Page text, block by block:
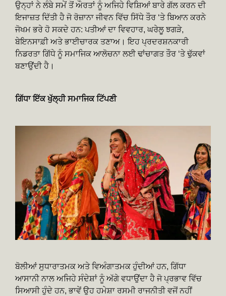
ਉਨ੍ਹਾਂ ਨੇ ਲੰਬੇ ਸਮੇਂ ਤੋਂ ਔਰਤਾਂ ਨੂੰ ਅਜਿਹੇ ਵਿਸ਼ਿਆਂ ਬਾਰੇ ਗੱਲ ਕਰਨ ਦੀ
ਇਜਾਜ਼ਤ ਦਿੱਤੀ ਹੈ ਜੋ ਰੋਜ਼ਾਨਾ ਜੀਵਨ ਵਿੱਚ ਸਿੱਧੇ ਤੌਰ ‘ਤੇ ਬਿਆਨ ਕਰਨੇ
ਜੋਖਮ ਭਰੇ ਹੋ ਸਕਦੇ ਹਨ: ਪਤੀਆਂ ਦਾ ਵਿਵਹਾਰ, ਘਰੇਲੂ ਝਗੜੇ,
ਬੇਇਨਸਾਫ਼ੀ ਅਤੇ ਭਾਈਚਾਰਕ ਤਣਾਅ। ਇਹ ਪ੍ਰਦਰਸ਼ਨਕਾਰੀ
ਨਿਡਰਤਾ ਗਿੱਧੇ ਨੂੰ ਸਮਾਜਿਕ ਆਲੋਚਨਾ ਲਈ ਢਾਂਚਾਗਤ ਤੌਰ ‘ਤੇ ਢੁੱਕਵਾਂ
ਬਣਾਉਂਦੀ ਹੈ।
ਗਿੱਧਾ ਇੱਕ ਖੁੱਲ੍ਹੀ ਸਮਾਜਿਕ ਟਿੱਪਣੀ
ਬੋਲੀਆਂ ਸੁਧਾਰਾਤਮਕ ਅਤੇ ਵਿਅੰਗਾਤਮਕ ਹੁੰਦੀਆਂ ਹਨ, ਗਿੱਧਾ
ਆਸਾਨੀ ਨਾਲ ਅਜਿਹੇ ਸੰਦੇਸ਼ਾਂ ਨੂੰ ਅੱਗੇ ਵਧਾਉਂਦਾ ਹੈ ਜੋ ਪ੍ਰਭਾਵ ਵਿੱਚ
ਸਿਆਸੀ ਹੁੰਦੇ ਹਨ, ਭਾਵੇਂ ਉਹ ਹਮੇਸ਼ਾ ਰਸਮੀ ਰਾਜਨੀਤੀ ਵਜੋਂ ਨਹੀਂ